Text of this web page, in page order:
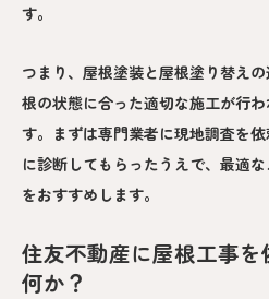
す。
つまり、屋根塗装と屋根塗り替え
根の状態に合った適切な施工が行
す。まずは専門業者に現地調査を
に診断してもらったうえで、最適
をおすすめします。
住友不動産に屋根工事
何か？